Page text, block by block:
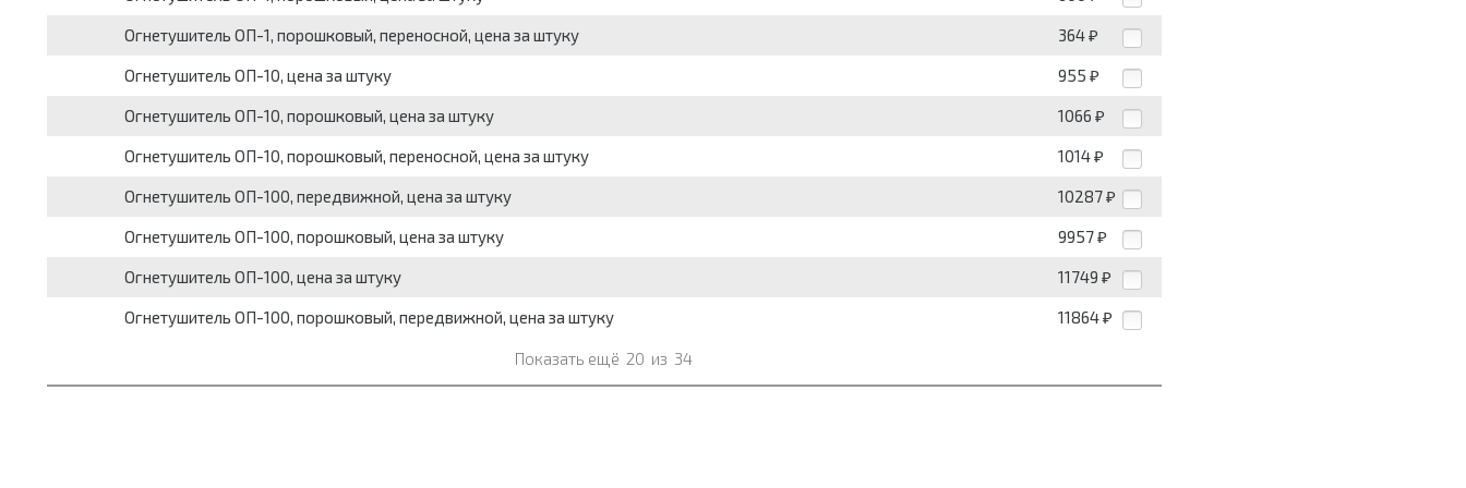
Огнетушитель ОП-1, порошковый, переносной, цена за штуку 364 ₽
Огнетушитель ОП-10, цена за штуку 955 ₽
Огнетушитель ОП-10, порошковый, цена за штуку 1066 ₽
Огнетушитель ОП-10, порошковый, переносной, цена за штуку 1014 ₽
Огнетушитель ОП-100, передвижной, цена за штуку 10287 ₽
Огнетушитель ОП-100, порошковый, цена за штуку 9957 ₽
Огнетушитель ОП-100, цена за штуку 11749 ₽
Огнетушитель ОП-100, порошковый, передвижной, цена за штуку 11864 ₽
Показать ещё 20 из 34